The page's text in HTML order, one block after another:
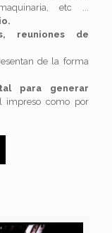
etc ...
reuniones de
de la forma
para generar
como por